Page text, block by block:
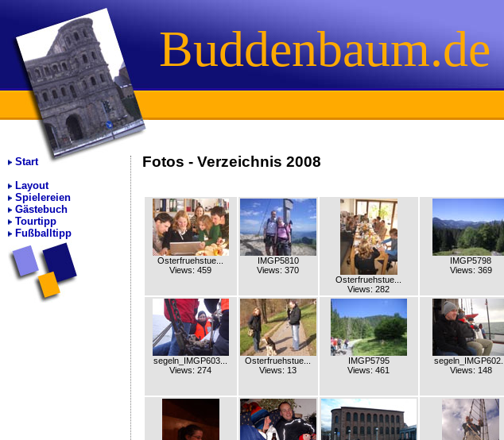
Buddenbaum.de
Start
Layout
Spielereien
Gästebuch
Tourtipp
Fußballtipp
Fotos - Verzeichnis 2008
Osterfruehstue...
Views: 459
IMGP5810
Views: 370
Osterfruehstue...
Views: 282
IMGP5798
Views: 369
segeln_IMGP603...
Views: 274
Osterfruehstue...
Views: 13
IMGP5795
Views: 461
segeln_IMGP602...
Views: 148